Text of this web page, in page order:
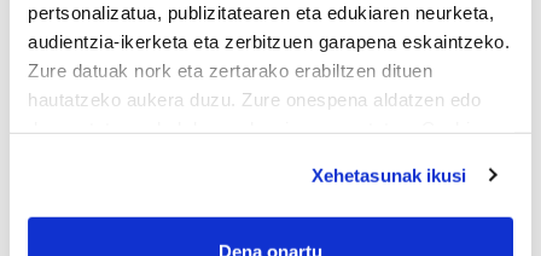
pertsonalizatua, publizitatearen eta edukiaren neurketa,
audientzia-ikerketa eta zerbitzuen garapena eskaintzeko.
Zure datuak nork eta zertarako erabiltzen dituen
hautatzeko aukera duzu. Zure onespena aldatzen edo
If you allow, we would also like to:
Collect information about your geographical
Xehetasunak ikusi
Dena onartu